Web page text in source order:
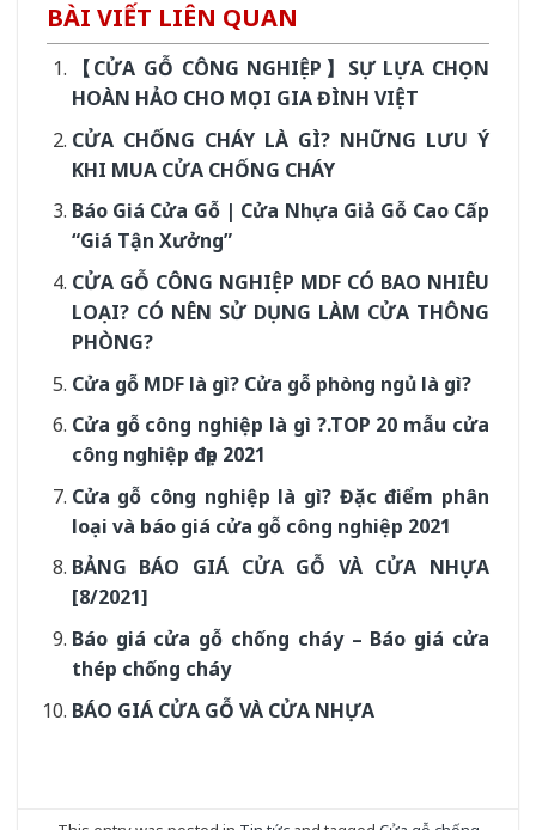
BÀI VIẾT LIÊN QUAN
【CỬA GỖ CÔNG NGHIỆP】SỰ LỰA CHỌN
HOÀN HẢO CHO MỌI GIA ĐÌNH VIỆT
CỬA CHỐNG CHÁY LÀ GÌ? NHỮNG LƯU Ý
KHI MUA CỬA CHỐNG CHÁY
Báo Giá Cửa Gỗ | Cửa Nhựa Giả Gỗ Cao Cấp
“Giá Tận Xưởng”
CỬA GỖ CÔNG NGHIỆP MDF CÓ BAO NHIÊU
LOẠI? CÓ NÊN SỬ DỤNG LÀM CỬA THÔNG
PHÒNG?
Cửa gỗ MDF là gì? Cửa gỗ phòng ngủ là gì?
Cửa gỗ công nghiệp là gì ?.TOP 20 mẫu cửa
công nghiệp đẹp 2021
Cửa gỗ công nghiệp là gì? Đặc điểm phân
loại và báo giá cửa gỗ công nghiệp 2021
BẢNG BÁO GIÁ CỬA GỖ VÀ CỬA NHỰA
[8/2021]
Báo giá cửa gỗ chống cháy – Báo giá cửa
thép chống cháy
BÁO GIÁ CỬA GỖ VÀ CỬA NHỰA